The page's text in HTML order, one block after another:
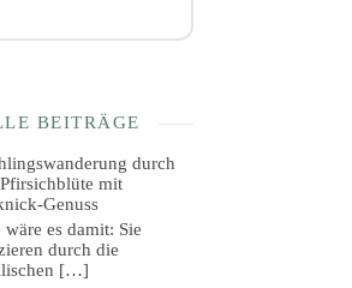
BEITRÄGE
durch
mit
Genuss
wäre es damit: Sie
durch die
[…]